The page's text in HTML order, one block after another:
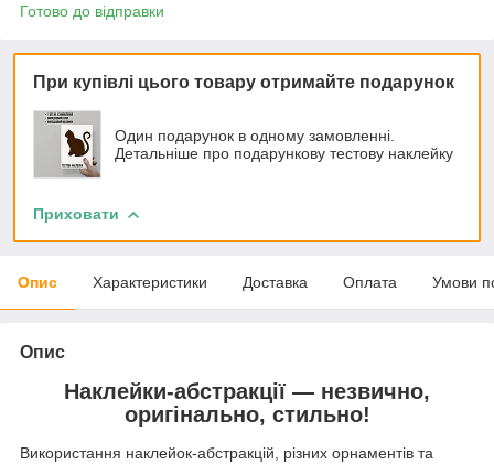
Готово до відправки
При купівлі цього товару отримайте подарунок
Один подарунок в одному замовленні.
Детальніше про подарункову тестову наклейку
Приховати
Опис Характеристики Доставка Оплата Умови
Опис
Наклейки-абстракції — незвично,
оригінально, стильно!
Використання наклейок-абстракцій, різних орнаментів та